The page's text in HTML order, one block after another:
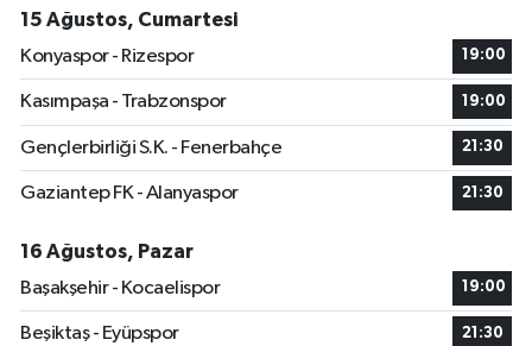
15 Ağustos, Cumartesi
Konyaspor - Rizespor
19:00
Kasımpaşa - Trabzonspor 19:00
Gençlerbirliği S.K. - Fenerbahçe 21:30
Gaziantep FK - Alanyaspor 21:30
16 Ağustos, Pazar
Başakşehir - Kocaelispor
19:00
Beşiktaş - Eyüpspor 21:30